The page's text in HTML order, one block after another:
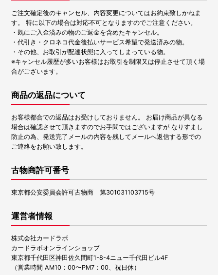
ご注文確定後のキャンセル、内容変更についてはお約束致しかねま
す。 特に以下の場合は対応不可となりますのでご注意ください。
・既にご入金済みの物のご返金を含めたキャンセル。
・代引き・クロネコ代金後払いサービス希望で発送済みの物。
・その他、お取引が配達状態に入ってしまっている物。
※キャンセル履歴が多いお客様はお取引を制限又は停止させて頂く場
合がございます。
商品の返品について
お客様都合での返品はお受けしておりません。 お届け商品が異なる
場合は確認させて頂きますのでお手間ではございますが なりすまし
防止の為、発送完了メールの内容を残してメールへ返信する形での
ご連絡をお願い致します。
古物商許可番号
東京都公安委員会許可古物商 第301031103715号
運営者情報
株式会社カードラボ
カードラボオンラインショップ
東京都千代田区神田佐久間町1-8-4ニュー千代田ビル4F
（営業時間 AM10：00〜PM7：00、祝日休）